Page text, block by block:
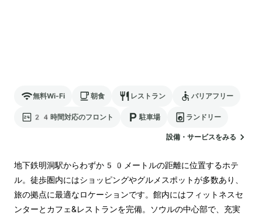
無料Wi-Fi 朝食 レストラン バリアフリー
24時間対応のフロント 駐車場 ランドリー
設備・サービスをみる
地下鉄明洞駅からわずか50メートルの距離に位置するホテ
ル。徒歩圏内にはショッピングやグルメスポットが多数あり、
旅の拠点に最適なロケーションです。館内にはフィットネスセ
ンターとカフェ&レストランを完備。ソウルの中心部で、充実